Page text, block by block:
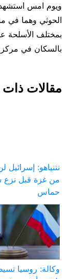
ويوم امس
الحوثي وهما في
بمختلف الأسلحة
بالسكان في مركز
مقالات
نتنياهو:
من غزة قبل نزع
حماس
وكالة: روسيا